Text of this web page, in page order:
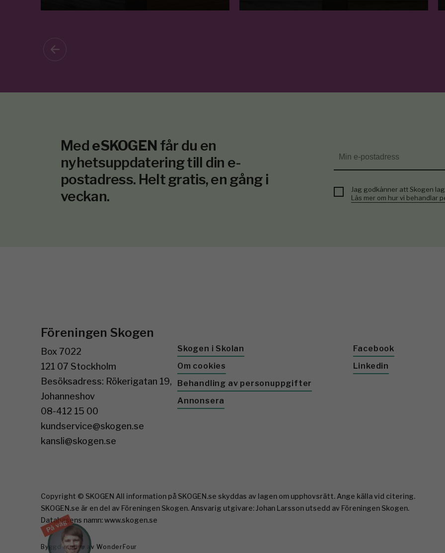
Med eSKOGEN får du en
nyhetsuppdatering till din e-
postadress. Helt gratis, en gång i
veckan.
Jag godkänner att Skogen
Läs mer om hur vi behandlar
På väg
Föreningen Skogen
Box 7022
121 07 Stockholm
Besöksadress: Rökerigatan 19,
Johanneshov
08-412 15 00
kundservice@skogen.se
kansli@skogen.se
Skogen i Skolan
Om cookies
Behandling av personuppgifter
Annonsera
Facebook
Linkedin
Copyright © SKOGEN All information på SKOGEN.se skyddas av lagen om upphovsrätt. Ange källa vid citering.
SKOGEN.se är en del av Föreningen Skogen. Ansvarig utgivare: Johan Larsson utsedd av Föreningen Skogen.
Databasens namn: www.skogen.se
Byggd med av WonderFour